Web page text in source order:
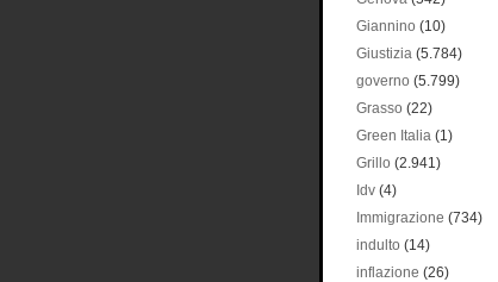
Giannino (10)
Giustizia (5.784)
governo (5.799)
Grasso (22)
Green Italia (1)
Grillo (2.941)
Idv (4)
Immigrazione (734)
indulto (14)
inflazione (26)